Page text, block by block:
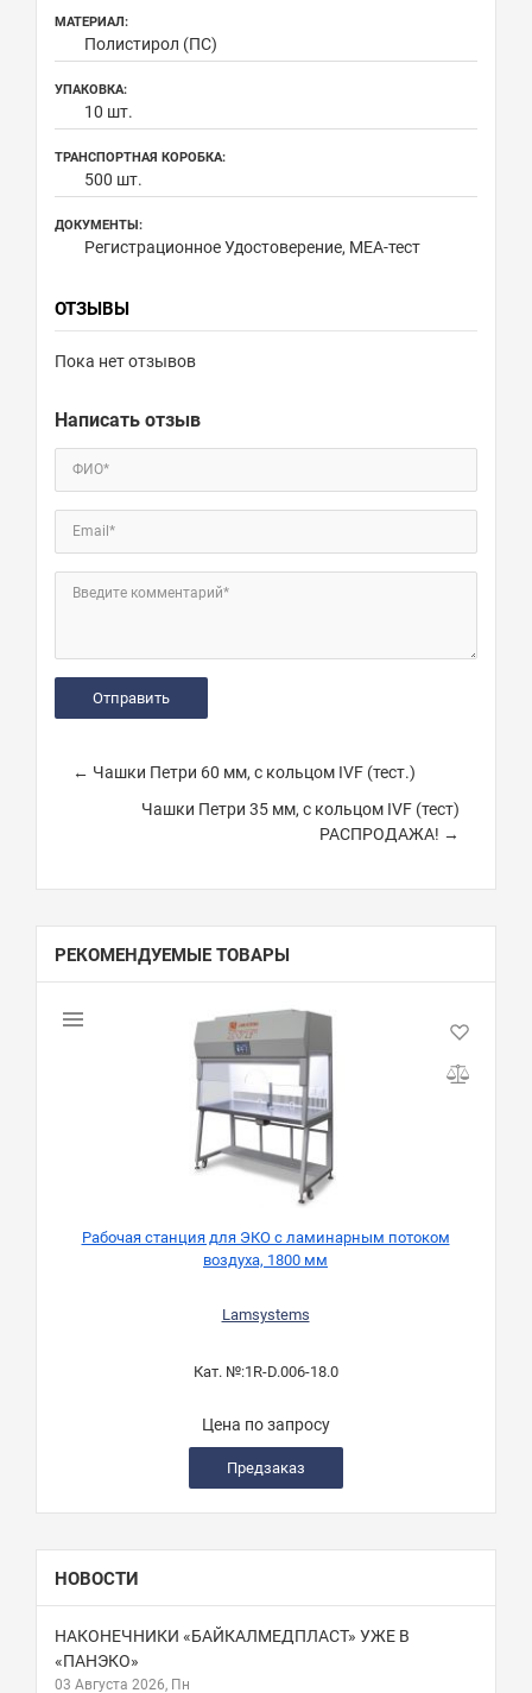
МАТЕРИАЛ:
Полистирол (ПС)
УПАКОВКА:
10 шт.
ТРАНСПОРТНАЯ КОРОБКА:
500 шт.
ДОКУМЕНТЫ:
Регистрационное Удостоверение, МЕА-тест
ОТЗЫВЫ
Пока нет отзывов
Написать отзыв
ФИО*
Email*
Введите комментарий*
← Чашки Петри 60 мм, с кольцом IVF (тест.)
Чашки Петри 35 мм, с кольцом IVF (тест)
РАСПРОДАЖА! →
РЕКОМЕНДУЕМЫЕ ТОВАРЫ
Рабочая станция для ЭКО с ламинарным потоком
воздуха, 1800 мм
Lamsystems
Кат. №:1R-D.006-18.0
Цена по запросу
Предзаказ
НОВОСТИ
НАКОНЕЧНИКИ «БАЙКАЛМЕДПЛАСТ» УЖЕ В
«ПАНЭКО»
03 Августа 2026, Пн